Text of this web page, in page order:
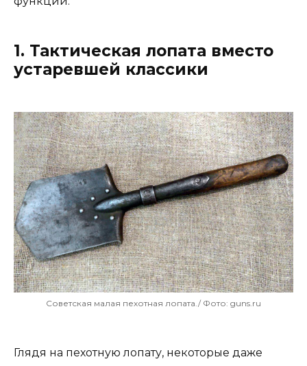
1. Тактическая лопата вместо
устаревшей классики
Советская малая пехотная лопата./ Фото: guns.ru
Глядя на пехотную лопату, некоторые даже